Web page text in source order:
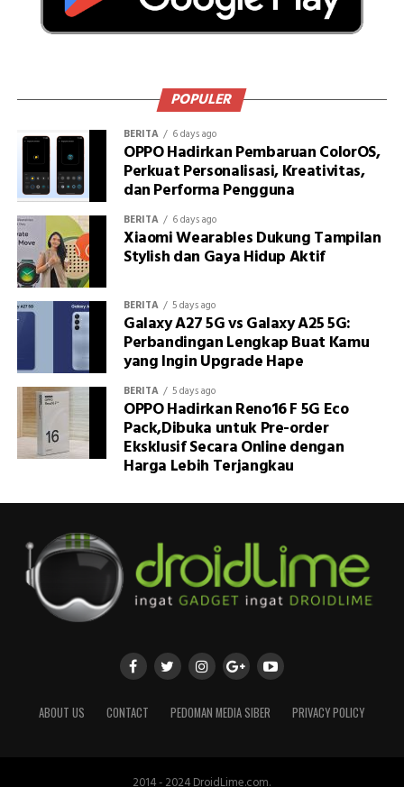
POPULER
BERITA 6 days ago
OPPO Hadirkan Pembaruan ColorOS,
Perkuat Personalisasi, Kreativitas,
dan Performa Pengguna
BERITA 6 days ago
Xiaomi Wearables Dukung Tampilan
Stylish dan Gaya Hidup Aktif
BERITA 5 days ago
Galaxy A27 5G vs Galaxy A25 5G:
Perbandingan Lengkap Buat Kamu
yang Ingin Upgrade Hape
BERITA 5 days ago
OPPO Hadirkan Reno16 F 5G Eco
Pack,Dibuka untuk Pre-order
Eksklusif Secara Online dengan
Harga Lebih Terjangkau
ABOUT US CONTACT PEDOMAN MEDIA SIBER PRIVACY POLICY
2014 - 2024 DroidLime.com.